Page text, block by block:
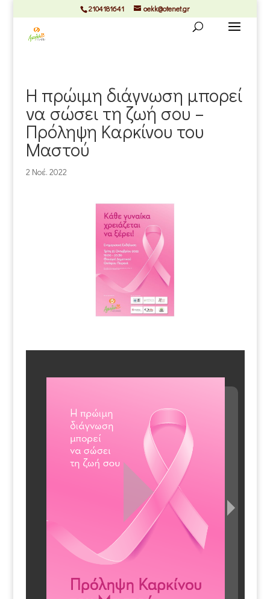
2104181641 oekk@otenet.gr
Η πρώιμη διάγνωση μπορεί
να σώσει τη ζωή σου –
Πρόληψη Καρκίνου του
Μαστού
2 Νοέ. 2022